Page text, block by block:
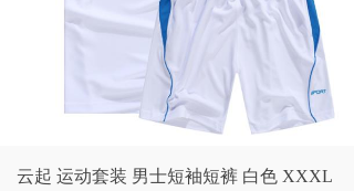
云起 运动套装 男士短袖短裤 白色 XXXL